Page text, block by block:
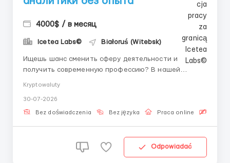
4000$ / в месяц
Icetea Labs© Białoruś (Witebsk)
Ищешь шанс сменить сферу деятельности и
получить современную профессию? В нашей
👤 Наш HR-менеджер в Telegram:
@Vitaliy_Onosov_HR Icetea Labs строит
Kryptowaluty
30-07-2026
Bez doświadczenia Bez języka Praca online
Odpowiadać